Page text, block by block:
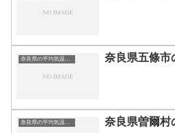
奈良県五條市
奈良県の平均気温まとめ 奈良県曽爾村